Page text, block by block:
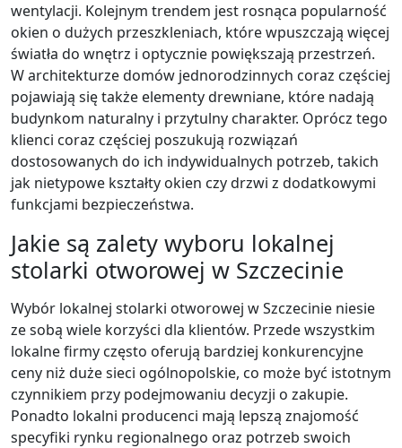
wentylacji. Kolejnym trendem jest rosnąca popularność
okien o dużych przeszkleniach, które wpuszczają więcej
światła do wnętrz i optycznie powiększają przestrzeń.
W architekturze domów jednorodzinnych coraz częściej
pojawiają się także elementy drewniane, które nadają
budynkom naturalny i przytulny charakter. Oprócz tego
klienci coraz częściej poszukują rozwiązań
dostosowanych do ich indywidualnych potrzeb, takich
jak nietypowe kształty okien czy drzwi z dodatkowymi
funkcjami bezpieczeństwa.
Jakie są zalety wyboru lokalnej
stolarki otworowej w Szczecinie
Wybór lokalnej stolarki otworowej w Szczecinie niesie
ze sobą wiele korzyści dla klientów. Przede wszystkim
lokalne firmy często oferują bardziej konkurencyjne
ceny niż duże sieci ogólnopolskie, co może być istotnym
czynnikiem przy podejmowaniu decyzji o zakupie.
Ponadto lokalni producenci mają lepszą znajomość
specyfiki rynku regionalnego oraz potrzeb swoich